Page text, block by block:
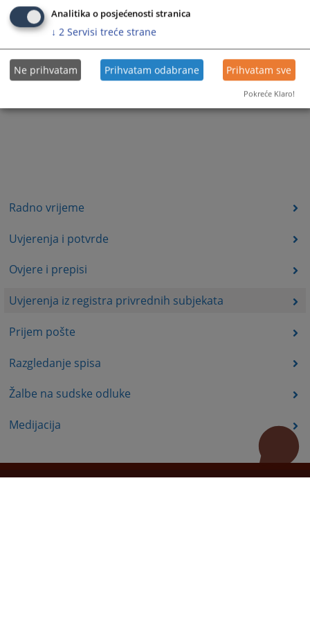
Radno vrijeme
Uvjerenja i potvrde
Ovjere i prepisi
Uvjerenja iz registra privrednih subjekata
Prijem pošte
Razgledanje spisa
Žalbe na sudske odluke
Medijacija
Analitika o posjećenosti stranica
↓ 2 Servisi treće strane
Ne prihvatam Prihvatam odabrane Prihvatam sve
Pokreće Klaro!